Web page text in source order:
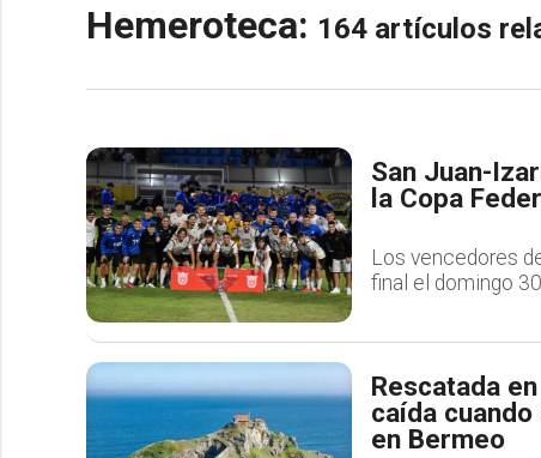
Hemeroteca: 164 artículos
San Juan-
la Copa
Los vencedores
final el domingo
Rescatada
caída
en Bermeo